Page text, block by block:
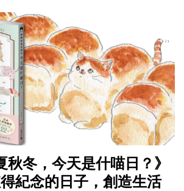
秋冬，今天是什喵日？》
紀念的日子，創造生活